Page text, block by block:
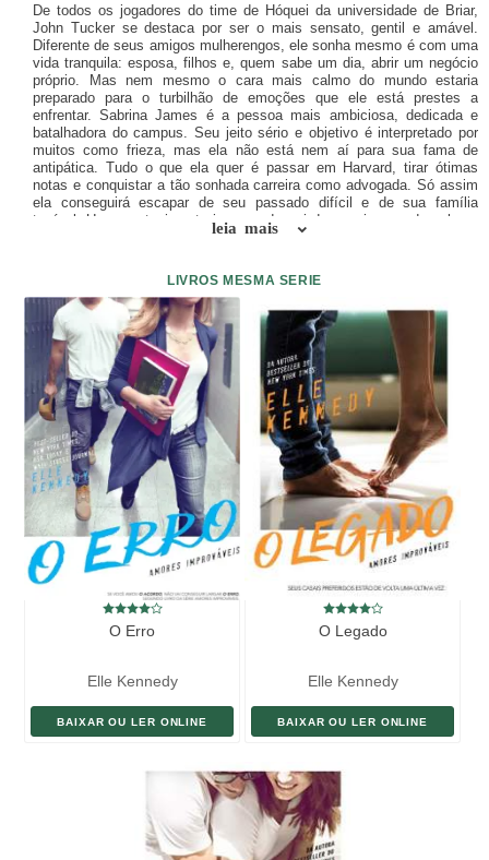
De todos os jogadores do time de Hóquei da universidade de Briar,
John Tucker se destaca por ser o mais sensato, gentil e amável.
Diferente de seus amigos mulherengos, ele sonha mesmo é com uma
vida tranquila: esposa, filhos e, quem sabe um dia, abrir um negócio
próprio. Mas nem mesmo o cara mais calmo do mundo estaria
preparado para o turbilhão de emoções que ele está prestes a
enfrentar. Sabrina James é a pessoa mais ambiciosa, dedicada e
batalhadora do campus. Seu jeito sério e objetivo é interpretado por
muitos como frieza, mas ela não está nem aí para sua fama de
antipática. Tudo o que ela quer é passar em Harvard, tirar ótimas
notas e conquistar a tão sonhada carreira como advogada. Só assim
ela conseguirá escapar de seu passado difícil e de sua família
terrível. Um acontecimento inesperado vai desses jovens de cabeça
para baixo. Tucker e Sabrina vão precisar se unir e rever seus planos
surpresas, e que o amor é a maior conquista de todas.
leia mais
LIVROS MESMA SERIE
O Erro
Elle Kennedy
BAIXAR OU LER ONLINE
O Legado
Elle Kennedy
BAIXAR OU LER ONLINE